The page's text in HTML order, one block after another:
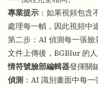
專業提示 ：如果視頻包含
處理每一幀，因此視頻中
第二步：AI 偵測每一張
文件上傳後，BGBlur 的
情符號臉部編輯器發揮關
偵測 ：AI 識別畫面中每